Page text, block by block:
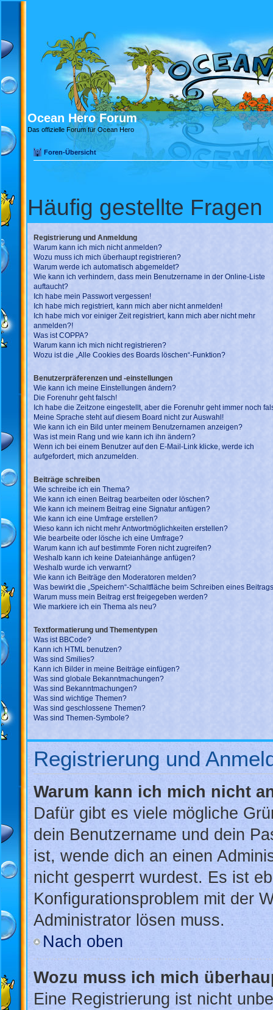
Ocean Hero Forum
Das offizielle Forum für Ocean Hero
Foren-Übersicht
Häufig gestellte Fragen
Registrierung und Anmeldung
Warum kann ich mich nicht anmelden?
Wozu muss ich mich überhaupt registrieren?
Warum werde ich automatisch abgemeldet?
Wie kann ich verhindern, dass mein Benutzername in der Online-Liste
auftaucht?
Ich habe mein Passwort vergessen!
Ich habe mich registriert, kann mich aber nicht anmelden!
Ich habe mich vor einiger Zeit registriert, kann mich aber nicht mehr
anmelden?!
Was ist COPPA?
Warum kann ich mich nicht registrieren?
Wozu ist die „Alle Cookies des Boards löschen“-Funktion?
Benutzerpräferenzen und -einstellungen
Wie kann ich meine Einstellungen ändern?
Die Forenuhr geht falsch!
Ich habe die Zeitzone eingestellt, aber die Forenuhr geht immer noch
Meine Sprache steht auf diesem Board nicht zur Auswahl!
Wie kann ich ein Bild unter meinem Benutzernamen anzeigen?
Was ist mein Rang und wie kann ich ihn ändern?
Wenn ich bei einem Benutzer auf den E-Mail-Link klicke, werde ich
aufgefordert, mich anzumelden.
Beiträge schreiben
Wie schreibe ich ein Thema?
Wie kann ich einen Beitrag bearbeiten oder löschen?
Wie kann ich meinem Beitrag eine Signatur anfügen?
Wie kann ich eine Umfrage erstellen?
Wieso kann ich nicht mehr Antwortmöglichkeiten erstellen?
Wie bearbeite oder lösche ich eine Umfrage?
Warum kann ich auf bestimmte Foren nicht zugreifen?
Weshalb kann ich keine Dateianhänge anfügen?
Weshalb wurde ich verwarnt?
Wie kann ich Beiträge den Moderatoren melden?
Was bewirkt die „Speichern“-Schaltfläche beim Schreiben eines
Warum muss mein Beitrag erst freigegeben werden?
Wie markiere ich ein Thema als neu?
Textformatierung und Thementypen
Was ist BBCode?
Kann ich HTML benutzen?
Was sind Smilies?
Kann ich Bilder in meine Beiträge einfügen?
Was sind globale Bekanntmachungen?
Was sind Bekanntmachungen?
Was sind wichtige Themen?
Was sind geschlossene Themen?
Was sind Themen-Symbole?
Registrierung und
Warum kann ich mich nicht
Dafür gibt es viele mögliche
dein Benutzername und dein
ist, wende dich an einen
nicht gesperrt wurdest. Es ist
Konfigurationsproblem mit der
Administrator lösen muss.
Nach oben
Wozu muss ich mich
Eine Registrierung ist nicht